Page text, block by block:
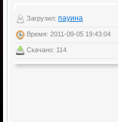
Загрузил: пауина
Время: 2011-09-05 19:43:04
Скачано: 114